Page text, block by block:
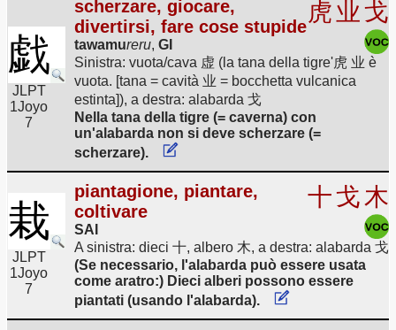
戯
JLPT
1Joyo
7
scherzare, giocare,
divertirsi, fare cose stupide
tawamureru, GI
虎业戈
Sinistra: vuota/cava 虚 (la tana della tigre'虎 业 è
vuota. [tana = cavità 业 = bocchetta vulcanica
estinta]), a destra: alabarda 戈
Nella tana della tigre (= caverna) con
un'alabarda non si deve scherzare (=
scherzare).
栽
JLPT
1Joyo
7
piantagione, piantare,
coltivare
SAI
十戈木
A sinistra: dieci 十, albero 木, a destra: alabarda 戈
(Se necessario, l'alabarda può essere usata
come aratro:) Dieci alberi possono essere
piantati (usando l'alabarda).